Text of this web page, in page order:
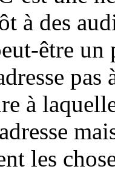
à des
être
à
les